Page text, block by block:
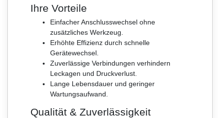
Ihre Vorteile
Einfacher Anschlusswechsel ohne
zusätzliches Werkzeug.
Erhöhte Effizienz durch schnelle
Gerätewechsel.
Zuverlässige Verbindungen verhindern
Leckagen und Druckverlust.
Lange Lebensdauer und geringer
Wartungsaufwand.
Qualität & Zuverlässigkeit